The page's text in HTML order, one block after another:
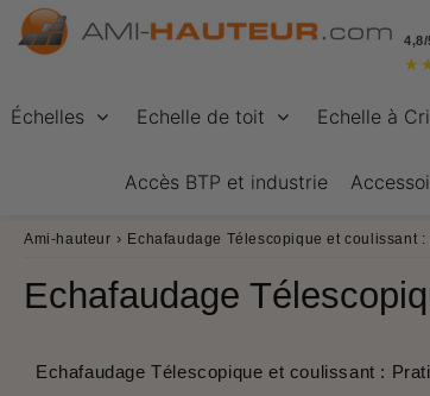
4,8/
★
Échelles Echelle de toit Echelle à
Accès BTP et industrie
Ami-hauteur › Echafaudage Télescopique et coulissant
Echafaudage
Echafaudage Télescopique et coulissant :